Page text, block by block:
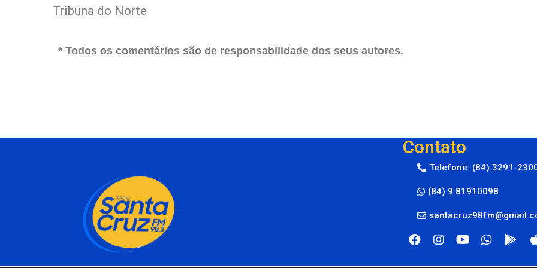
Tribuna do Norte
* Todos os comentários são de responsabilidade dos seus autores.
Contato
Telefone: (84) 3291-
(84) 9 81910098